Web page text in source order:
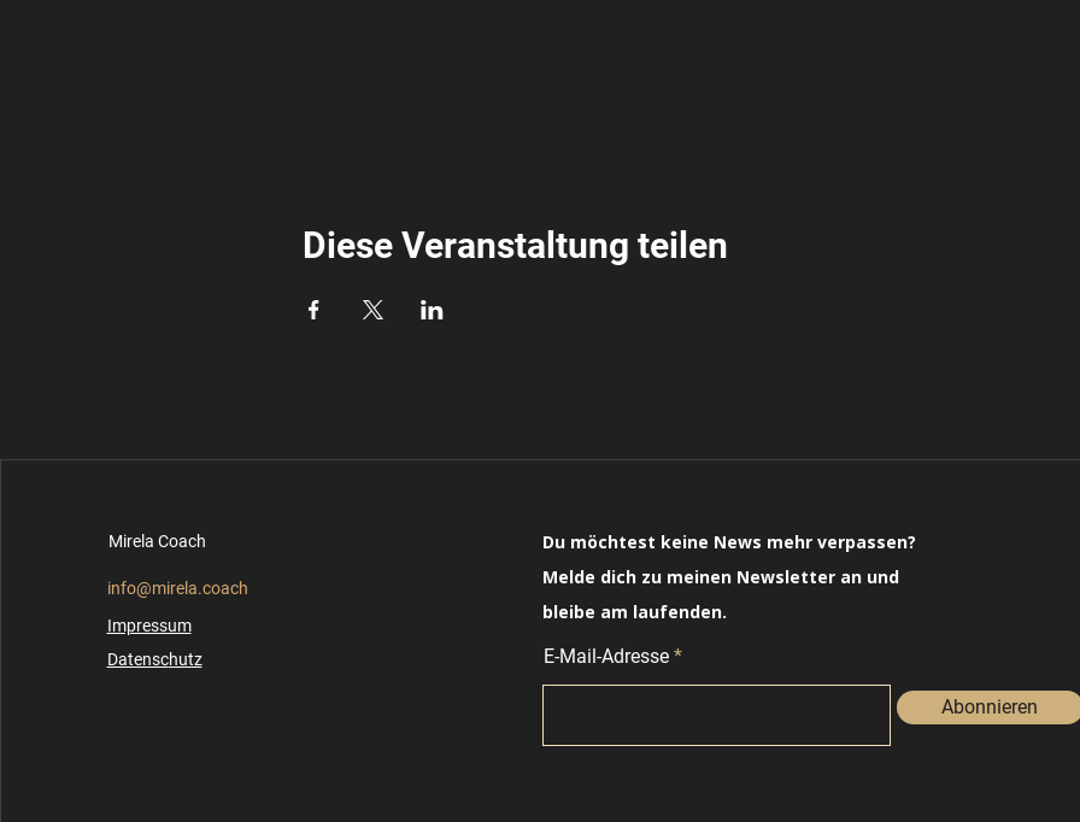
Diese Veranstaltung teilen
Mirela Coach
info@mirela.coach
Impressum
Datenschutz
Du möchtest keine News mehr verpassen?
Melde dich zu meinen Newsletter an und
bleibe am laufenden.
E-Mail-Adresse
Abonnieren